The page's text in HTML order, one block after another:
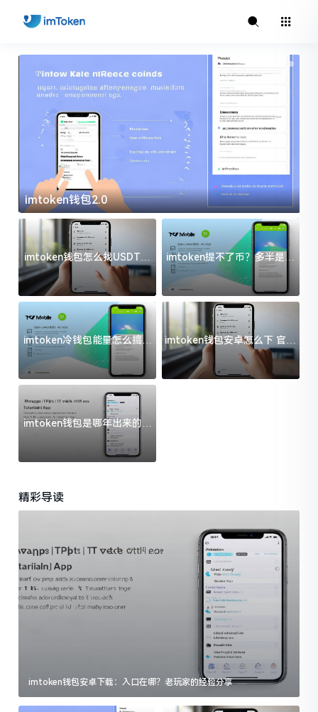
imtoken钱包2.0
imtoken钱包怎么找USDT地
址？三步搞定不踩坑
imtoken提不了币？多半是这
几件事没处理好
imtoken冷钱包能量怎么搞？
过来人告诉你门道
imtoken钱包安卓怎么下 官方
渠道避坑指南
imtoken钱包是哪年出来的？
一文给你说清楚
精彩导读
imtoken钱包安卓下载：入口在哪？老玩家的经验分享